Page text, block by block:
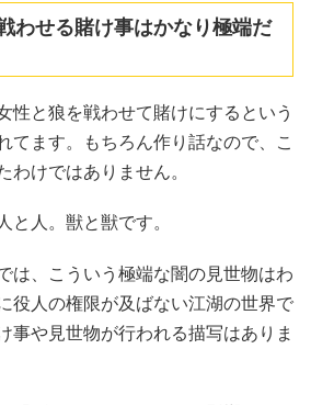
わせる賭け事はかなり極端だ
性と狼を戦わせて賭けにするという
てます。もちろん作り話なので、こ
わけではありません。
と人。獣と獣です。
は、こういう極端な闇の見世物はわ
役人の権限が及ばない江湖の世界で
事や見世物が行われる描写はありま